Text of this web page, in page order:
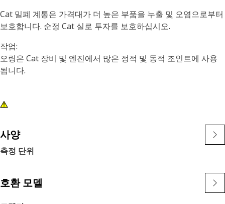
Cat 밀폐 계통은 가격대가 더 높은 부품을 누출 및 오염으로부터
보호합니다. 순정 Cat 실로 투자를 보호하십시오.
작업:
오링은 Cat 장비 및 엔진에서 많은 정적 및 동적 조인트에 사용
됩니다.
사양
측정 단위
호환 모델